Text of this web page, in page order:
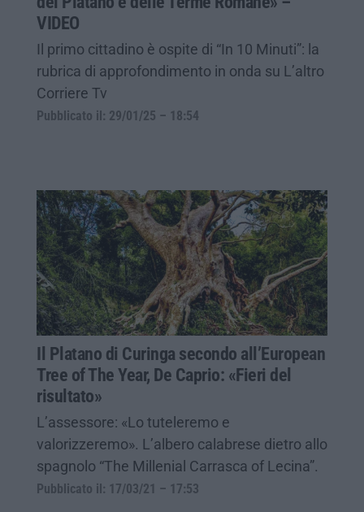
VIDEO
Il primo cittadino è ospite di “In 10 Minuti”: la
rubrica di approfondimento in onda su L’altro
Corriere Tv
Pubblicato il: 29/01/25 – 18:54
Il Platano di Curinga secondo all’European
Tree of The Year, De Caprio: «Fieri del
risultato»
L’assessore: «Lo tuteleremo e
valorizzeremo». L’albero calabrese dietro allo
spagnolo “The Millenial Carrasca of Lecina”.
Pubblicato il: 17/03/21 – 17:53